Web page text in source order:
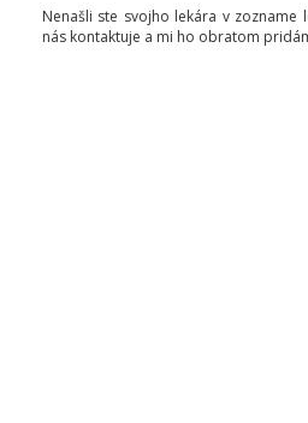
Nenašli ste svojho lekára v zozname
nás kontaktuje a mi ho obratom